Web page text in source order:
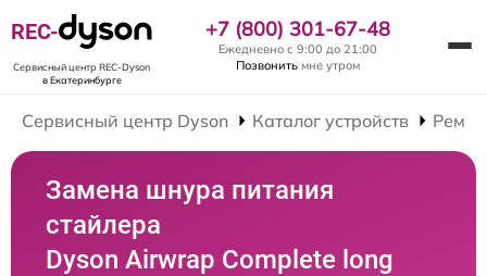
REC-
Сервисный центр REC-Dyson
в Екатеринбурге
+7 (800) 301-67-48
Ежедневно с 9:00 до 21:00
Позвонить мне утром
Сервисный центр Dyson Каталог устройств
Замена шнура питания
стайлера
Dyson Airwrap Complete long